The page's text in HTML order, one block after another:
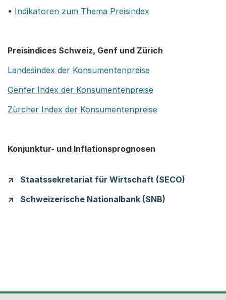
• Indikatoren zum Thema Preisindex
Preisindices Schweiz, Genf und Zürich
Landesindex der Konsumentenpreise
Genfer Index der Konsumentenpreise
Zürcher Index der Konsumentenpreise
Konjunktur- und Inflationsprognosen
Staatssekretariat für Wirtschaft (SECO)
Schweizerische Nationalbank (SNB)